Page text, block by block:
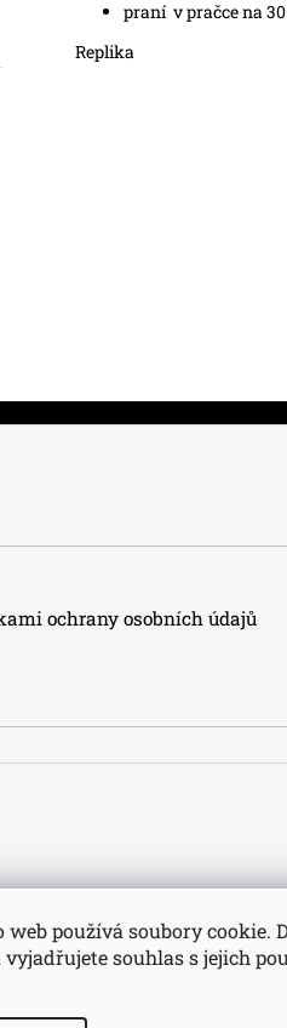
web používá soubory cookie.
vyjadřujete souhlas s jejich
praní v pračce na
Replika
ochrany osobních údajů